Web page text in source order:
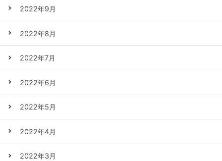
2022年9月
2022年8月
2022年7月
2022年6月
2022年5月
2022年4月
2022年3月